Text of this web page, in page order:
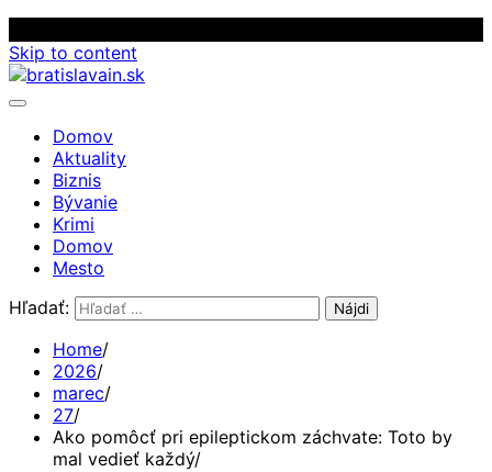
Skip to content
Domov
Aktuality
Biznis
Bývanie
Krimi
Domov
Mesto
Hľadať:
Home
2026
marec
27
Ako pomôcť pri epileptickom záchvate: Toto by
mal vedieť každý